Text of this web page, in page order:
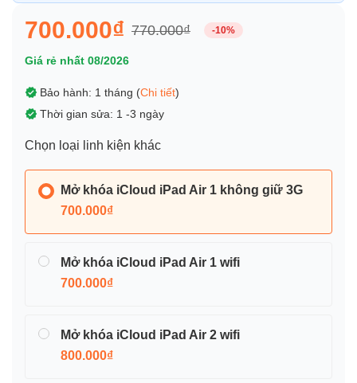
700.000₫ 770.000₫ -10%
Giá rẻ nhất 08/2026
Bảo hành: 1 tháng (Chi tiết)
Thời gian sửa: 1 -3 ngày
Chọn loại linh kiện khác
Mở khóa iCloud iPad Air 1 không giữ 3G
700.000₫
Mở khóa iCloud iPad Air 1 wifi
700.000₫
Mở khóa iCloud iPad Air 2 wifi
800.000₫